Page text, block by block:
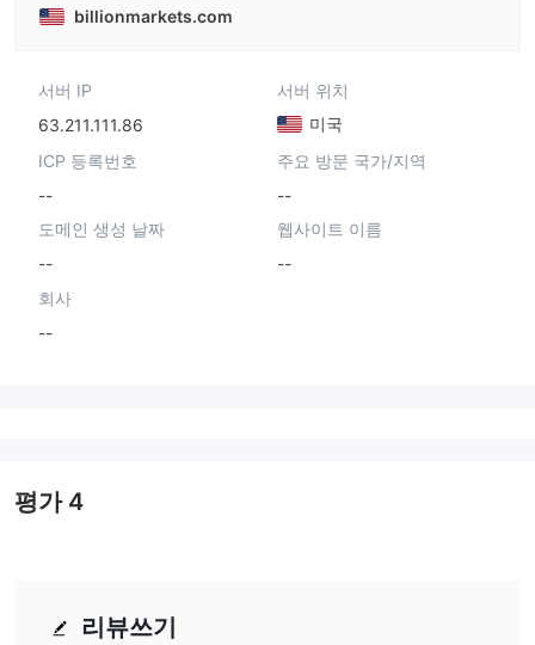
billionmarkets.com
서버 IP
63.211.111.86
서버 위치
미국
ICP 등록번호
--
주요 방문 국가/지역
--
도메인 생성 날짜
--
웹사이트 이름
--
회사
--
리뷰쓰기
평가4